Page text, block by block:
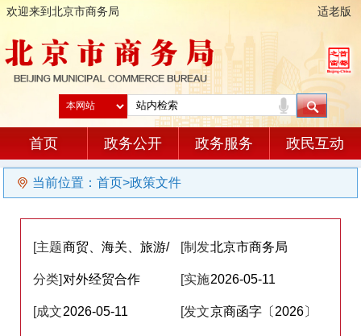
欢迎来到北京市商务局 适老版
首页 政务公开 政务服务 政民互动
当前位置： 首页>政策文件
[主题
分类]
商贸、海关、旅游/
对外经贸合作
[制发
单位]
北京市商务局
[实施
日期]
2026-05-11
[成文2026-05-11 [发文京商函字〔2026〕